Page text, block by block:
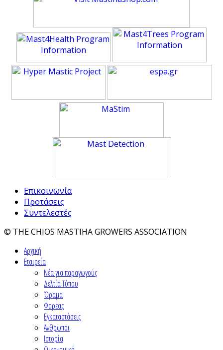
Επικοινωνία
Προτάσεις
Συντελεστές
© THE CHIOS MASTIHA GROWERS ASSOCIATION
Αρχική
Εταιρεία
Νέα για παραγωγούς
Δελτία Τύπου
Όραμα
Φορέας
Εγκαταστάσεις
Άνθρωποι
Ιστορία